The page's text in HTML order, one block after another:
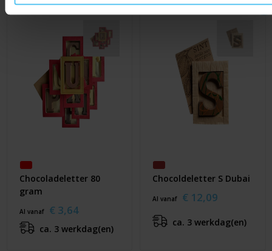
Chocoladeletter 80
gram
Al vanaf € 3,64
ca. 3 werkdag(en)
Chocoldeletter S Dubai
Al vanaf € 12,09
ca. 3 werkdag(en)